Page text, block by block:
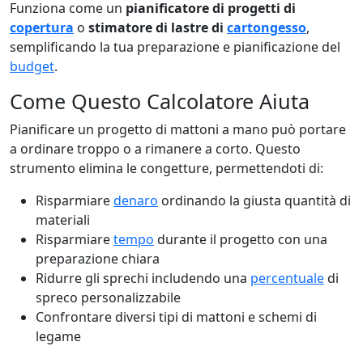
Funziona come un pianificatore di progetti di
copertura o stimatore di lastre di cartongesso,
semplificando la tua preparazione e pianificazione del
budget.
Come Questo Calcolatore Aiuta
Pianificare un progetto di mattoni a mano può portare
a ordinare troppo o a rimanere a corto. Questo
strumento elimina le congetture, permettendoti di:
Risparmiaredenaro ordinando la giusta quantità di
materiali
Risparmiaretempo durante il progetto con una
preparazione chiara
Ridurre gli sprechi includendo una percentualedi
spreco personalizzabile
Confrontare diversi tipi di mattoni e schemi di
legame